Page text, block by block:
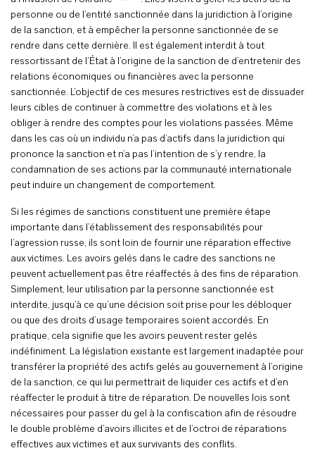
personne ou de l’entité sanctionnée dans la juridiction à l’origine
de la sanction, et à empêcher la personne sanctionnée de se
rendre dans cette dernière. Il est également interdit à tout
ressortissant de l’État à l’origine de la sanction de d’entretenir des
relations économiques ou financières avec la personne
sanctionnée. L’objectif de ces mesures restrictives est de dissuader
leurs cibles de continuer à commettre des violations et à les
obliger à rendre des comptes pour les violations passées. Même
dans les cas où un individu n’a pas d’actifs dans la juridiction qui
prononce la sanction et n’a pas l’intention de s’y rendre, la
condamnation de ses actions par la communauté internationale
peut induire un changement de comportement.
Si les régimes de sanctions constituent une première étape
importante dans l’établissement des responsabilités pour
l’agression russe, ils sont loin de fournir une réparation effective
aux victimes. Les avoirs gelés dans le cadre des sanctions ne
peuvent actuellement pas être réaffectés à des fins de réparation.
Simplement, leur utilisation par la personne sanctionnée est
interdite, jusqu’à ce qu’une décision soit prise pour les débloquer
ou que des droits d’usage temporaires soient accordés. En
pratique, cela signifie que les avoirs peuvent rester gelés
indéfiniment. La législation existante est largement inadaptée pour
transférer la propriété des actifs gelés au gouvernement à l’origine
de la sanction, ce qui lui permettrait de liquider ces actifs et d’en
réaffecter le produit à titre de réparation. De nouvelles lois sont
nécessaires pour passer du gel à la confiscation afin de résoudre
le double problème d’avoirs illicites et de l’octroi de réparations
effectives aux victimes et aux survivants des conflits.